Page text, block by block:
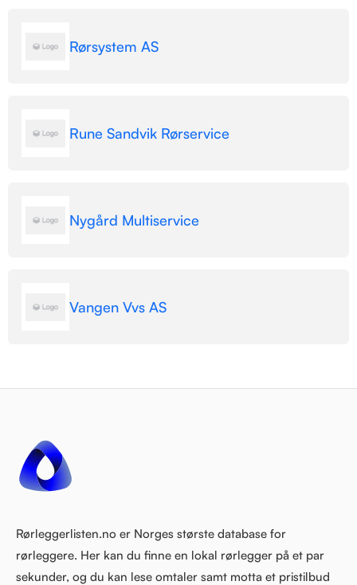
Rørsystem AS
Rune Sandvik Rørservice
Nygård Multiservice
Vangen Vvs AS
Rørleggerlisten.no er Norges største database for
rørleggere. Her kan du finne en lokal rørlegger på et par
sekunder, og du kan lese omtaler samt motta et pristilbud